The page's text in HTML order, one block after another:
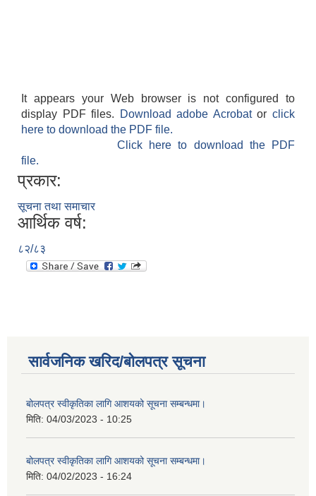
It appears your Web browser is not configured to
display PDF files.
Download adobe Acrobatorclick
here to download the PDF file.
Click here to download the PDF
file.
प्रकार:
सूचना तथा समाचार
आर्थिक वर्ष:
८२/८३
सार्वजनिक खरिद/बोलपत्र सूचना
बोलपत्र स्वीकृतिका लागि आशयको सूचना सम्बन्धमा।
मिति: 04/03/2023 - 10:25
बोलपत्र स्वीकृतिका लागि आशयको सूचना सम्बन्धमा।
मिति: 04/02/2023 - 16:24